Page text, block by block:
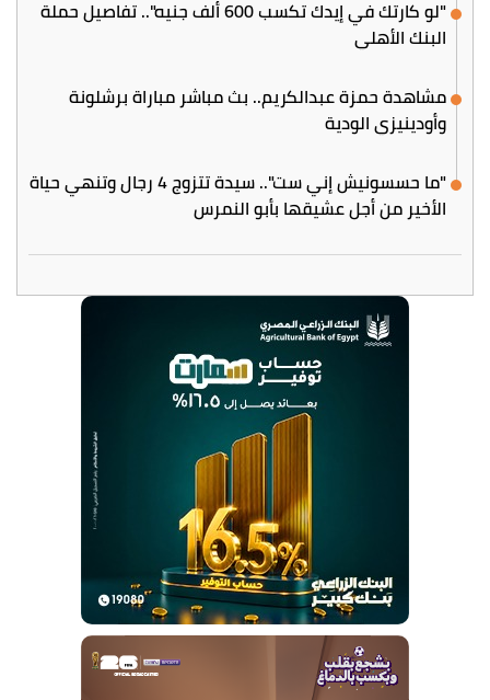
"لو كارتك في إيدك تكسب 600 ألف جنيه".. تفاصيل حملة
البنك الأهلي
مشاهدة حمزة عبدالكريم.. بث مباشر مباراة برشلونة
وأودينيزي الودية
"ما حسسونيش إني ست".. سيدة تتزوج 4 رجال وتنهي حياة
الأخير من أجل عشيقها بأبو النمرس